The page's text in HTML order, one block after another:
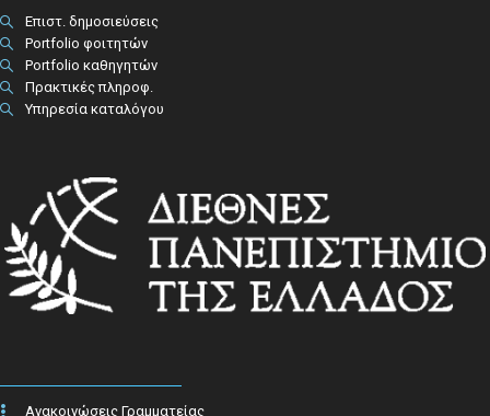
Επιστ. δημοσιεύσεις
Portfolio φοιτητών
Portfolio καθηγητών
Πρακτικές πληροφ.​
Υπηρεσία καταλόγου
Ανακοινώσεις Γραμματείας